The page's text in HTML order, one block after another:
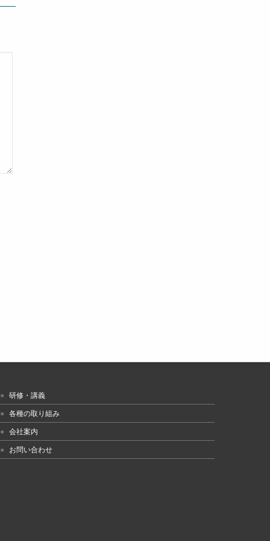
研修・講義
各種の取り組み
会社案内
お問い合わせ